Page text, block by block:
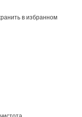
в избранном